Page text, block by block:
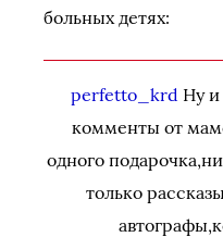
больных детях:
perfetto_krd Ну
комменты от
одного
только